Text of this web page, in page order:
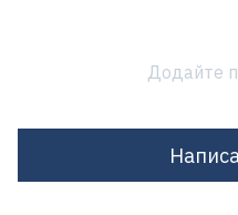
Додайте